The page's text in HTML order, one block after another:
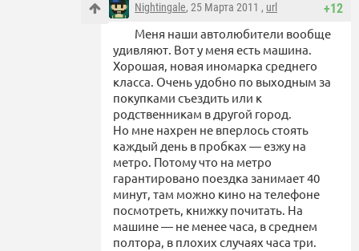
+12
Nightingale, 25 Марта 2011 , url
Меня наши автолюбители вообще
удивляют. Вот у меня есть машина.
Хорошая, новая иномарка среднего
класса. Очень удобно по выходным за
покупками съездить или к
родственникам в другой город.
Но мне нахрен не вперлось стоять
каждый день в пробках — езжу на
метро. Потому что на метро
гарантировано поездка занимает 40
минут, там можно кино на телефоне
посмотреть, книжку почитать. На
машине — не менее часа, в среднем
полтора, в плохих случаях часа три.